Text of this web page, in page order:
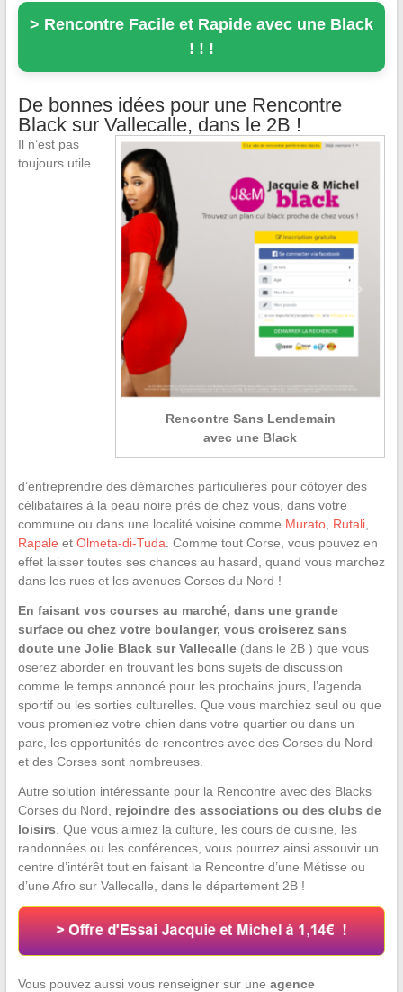
> Rencontre Facile et Rapide avec une Black
! ! !
De bonnes idées pour une Rencontre
Black sur Vallecalle, dans le 2B !
Rencontre Sans Lendemain
avec une Black
Il n’est pas
toujours utile
d’entreprendre des démarches particulières pour côtoyer des
célibataires à la peau noire près de chez vous, dans votre
commune ou dans une localité voisine comme Murato, Rutali,
Rapale et Olmeta-di-Tuda . Comme tout Corse, vous pouvez en
effet laisser toutes ses chances au hasard, quand vous marchez
dans les rues et les avenues Corses du Nord !
En faisant vos courses au marché, dans une grande
surface ou chez votre boulanger, vous croiserez sans
doute une Jolie Black sur Vallecalle(dans le 2B ) que vous
oserez aborder en trouvant les bons sujets de discussion
comme le temps annoncé pour les prochains jours, l’agenda
sportif ou les sorties culturelles. Que vous marchiez seul ou que
vous promeniez votre chien dans votre quartier ou dans un
parc, les opportunités de rencontres avec des Corses du Nord
et des Corses sont nombreuses.
Autre solution intéressante pour la Rencontre avec des Blacks
Corses du Nord, rejoindre des associations ou des clubs de
loisirs . Que vous aimiez la culture, les cours de cuisine, les
randonnées ou les conférences, vous pourrez ainsi assouvir un
centre d’intérêt tout en faisant la Rencontre d’une Métisse ou
d’une Afro sur Vallecalle, dans le département 2B !
Vous pouvez aussi vous renseigner sur une agence